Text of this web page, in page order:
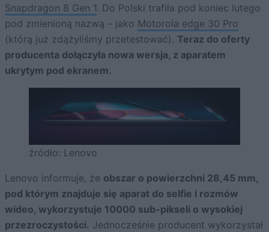
Snapdragon 8 Gen 1. Do Polski trafiła pod koniec lutego
pod zmienioną nazwą – jako Motorola edge 30 Pro
(którą już zdążyliśmy przetestować). Teraz do oferty
producenta dołączyła nowa wersja, z aparatem
ukrytym pod ekranem.
źródło: Lenovo
Lenovo informuje, że obszar o powierzchni 28,45 mm,
pod którym znajduje się aparat do selfie i rozmów
wideo, wykorzystuje 10000 sub-pikseli o wysokiej
przezroczystości. Jednocześnie producent wykorzystał